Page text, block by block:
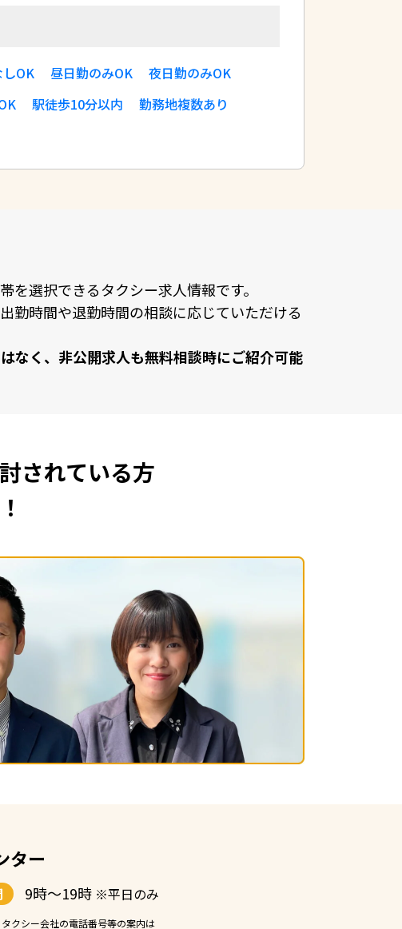
OK 昼日勤のみOK
夜日勤のみOK
駅徒歩10分以内
勤務地複数あり
選択できるタクシー求⼈情報です。
勤時間や退勤時間の相談に応じていただける
なく、⾮公開求⼈も無料相談時にご紹介可能
されている方
ター
9時〜19時 ※平日のみ
クシー会社の電話番号等の案内は